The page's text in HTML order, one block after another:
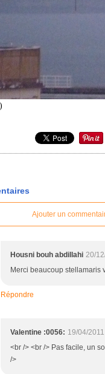
Ajouter un
Housni bouh abdillahi 20/
Merci beaucoup stellamaris
Répondre
Valentine :0056: 19/04/
<br /> <br /> Pas facile, un
/>